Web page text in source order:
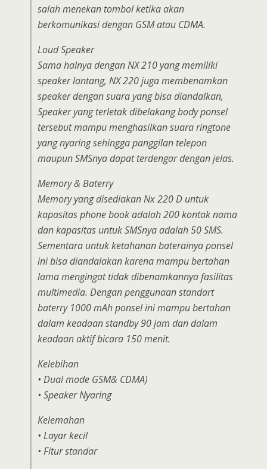
salah menekan tombol ketika akan
berkomunikasi dengan GSM atau CDMA.
Loud Speaker
Sama halnya dengan NX 210 yang memiliki
speaker lantang, NX 220 juga membenamkan
speaker dengan suara yang bisa diandalkan,
Speaker yang terletak dibelakang body ponsel
tersebut mampu menghasilkan suara ringtone
yang nyaring sehingga panggilan telepon
maupun SMSnya dapat terdengar dengan jelas.
Memory & Baterry
Memory yang disediakan Nx 220 D untuk
kapasitas phone book adalah 200 kontak nama
dan kapasitas untuk SMSnya adalah 50 SMS.
Sementara untuk ketahanan baterainya ponsel
ini bisa diandalakan karena mampu bertahan
lama mengingat tidak dibenamkannya fasilitas
multimedia. Dengan penggunaan standart
baterry 1000 mAh ponsel ini mampu bertahan
dalam keadaan standby 90 jam dan dalam
keadaan aktif bicara 150 menit.
Kelebihan
• Dual mode GSM& CDMA)
• Speaker Nyaring
Kelemahan
• Layar kecil
• Fitur standar